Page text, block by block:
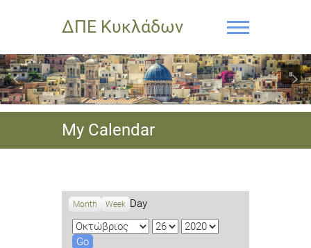
ΔΠΕ Κυκλάδων
My Calendar
Month Week Day
M
o
D
Y